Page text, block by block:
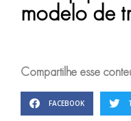
modelo de
Compartilhe esse
FACEBOOK